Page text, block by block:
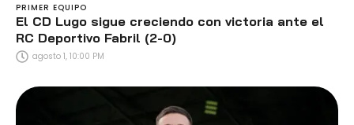
PRIMER EQUIPO
El CD Lugo sigue creciendo con victoria ante el
RC Deportivo Fabril (2-0)
agosto 1, 10:00 PM